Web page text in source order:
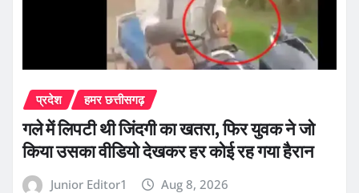
प्रदेश हमर छत्तीसगढ़
गले में लिपटी थी जिंदगी का खतरा, फिर युवक ने जो
किया उसका वीडियो देखकर हर कोई रह गया हैरान
Junior Editor1 Aug 8, 2026